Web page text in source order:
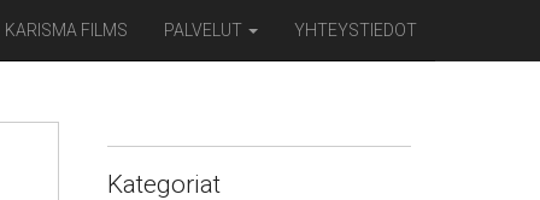
KARISMA FILMS PALVELUT YHTEYSTIEDOT
Kategoriat